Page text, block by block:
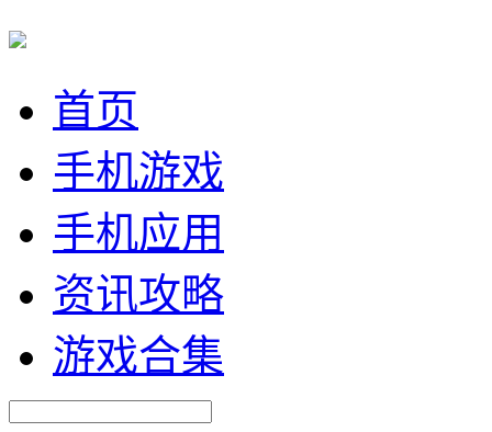
首页
手机游戏
手机应用
资讯攻略
游戏合集